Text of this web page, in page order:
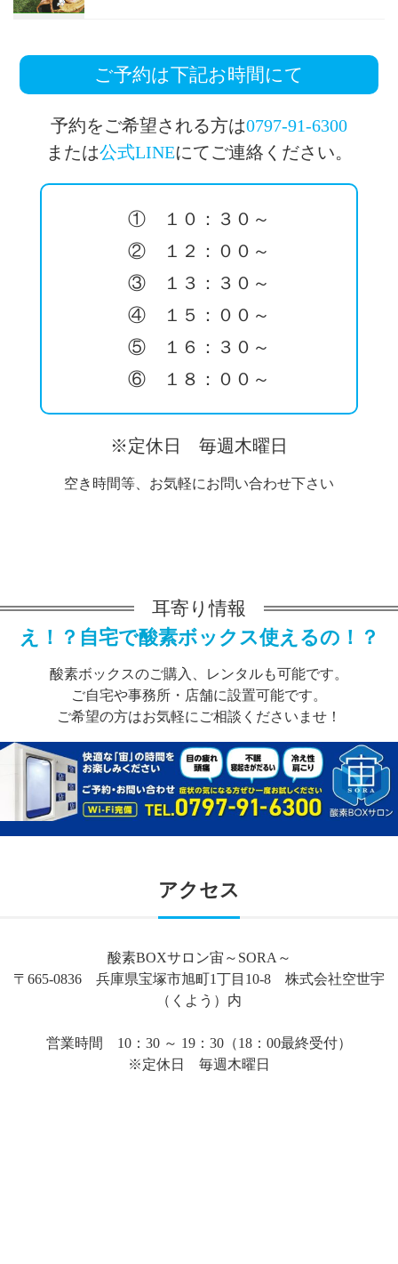
ご予約は下記お時間にて
予約をご希望される方は0797-91-6300
または公式LINEにてご連絡ください。
① １０：３０～
② １２：００～
③ １３：３０～
④ １５：００～
⑤ １６：３０～
⑥ １８：００～
※定休日 毎週木曜日
空き時間等、お気軽にお問い合わせ下さい
耳寄り情報
え！？自宅で酸素ボックス使えるの！？
酸素ボックスのご購入、レンタルも可能です。
ご自宅や事務所・店舗に設置可能です。
ご希望の方はお気軽にご相談くださいませ！
アクセス
酸素BOXサロン宙～SORA～
〒665-0836 兵庫県宝塚市旭町1丁目10-8 株式会社空世宇
（くよう）内
営業時間 10：30 ～ 19：30（18：00最終受付）
※定休日 毎週木曜日